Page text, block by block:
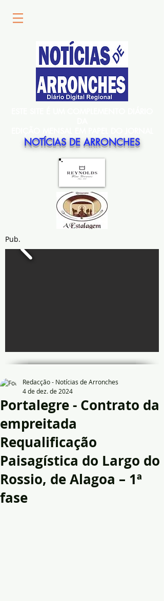
NOTÍCIAS DE ARRONCHES
Pub.
Portalegre - Contrato da
empreitada
Requalificação
Paisagística do Largo do
Rossio, de Alagoa – 1ª
fase
Redacção - Notícias de Arronches
4 de dez. de 2024